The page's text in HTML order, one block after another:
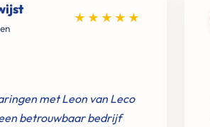
★★★★★
met Leon van Leco
betrouwbaar bedrijf